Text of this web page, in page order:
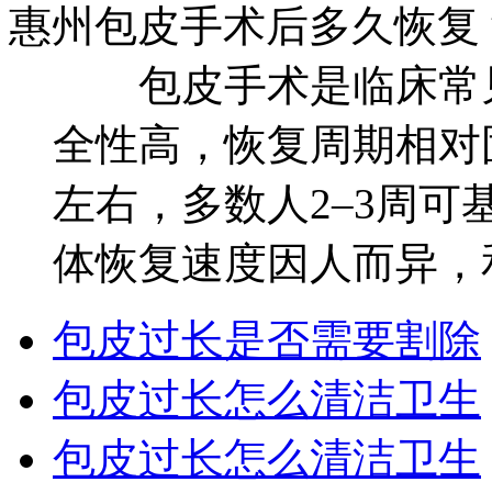
惠州包皮手术后多久恢复
包皮手术是临床常
全性高，恢复周期相
左右，多数人2–3周可
体恢复速度因人而异
包皮过长是否需要割除
包皮过长怎么清洁卫生
包皮过长怎么清洁卫生